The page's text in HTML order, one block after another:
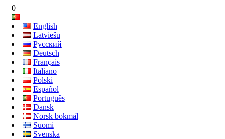
0
English
Latviešu
Русский
Deutsch
Français
Italiano
Polski
Español
Português
Dansk
Norsk bokmål
Suomi
Svenska